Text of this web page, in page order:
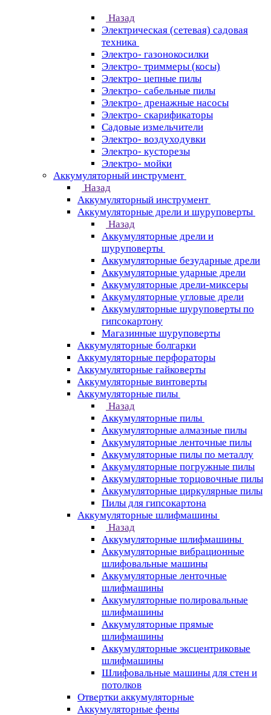
Назад
Электрическая (сетевая) садовая
техника
Электро- газонокосилки
Электро- триммеры (косы)
Электро- цепные пилы
Электро- сабельные пилы
Электро- дренажные насосы
Электро- скарификаторы
Садовые измельчители
Электро- воздуходувки
Электро- кусторезы
Электро- мойки
Аккумуляторный инструмент
Назад
Аккумуляторный инструмент
Аккумуляторные дрели и шуруповерты
Назад
Аккумуляторные дрели и
шуруповерты
Аккумуляторные безударные дрели
Аккумуляторные ударные дрели
Аккумуляторные дрели-миксеры
Аккумуляторные угловые дрели
Аккумуляторные шуруповерты по
гипсокартону
Магазинные шуруповерты
Аккумуляторные болгарки
Аккумуляторные перфораторы
Аккумуляторные гайковерты
Аккумуляторные винтоверты
Аккумуляторные пилы
Назад
Аккумуляторные пилы
Аккумуляторные алмазные пилы
Аккумуляторные ленточные пилы
Аккумуляторные пилы по металлу
Аккумуляторные погружные пилы
Аккумуляторные торцовочные пилы
Аккумуляторные циркулярные пилы
Пилы для гипсокартона
Аккумуляторные шлифмашины
Назад
Аккумуляторные шлифмашины
Аккумуляторные вибрационные
шлифовальные машины
Аккумуляторные ленточные
шлифмашины
Аккумуляторные полировальные
шлифмашины
Аккумуляторные прямые
шлифмашины
Аккумуляторные эксцентриковые
шлифмашины
Шлифовальные машины для стен и
потолков
Отвертки аккумуляторные
Аккумуляторные фены